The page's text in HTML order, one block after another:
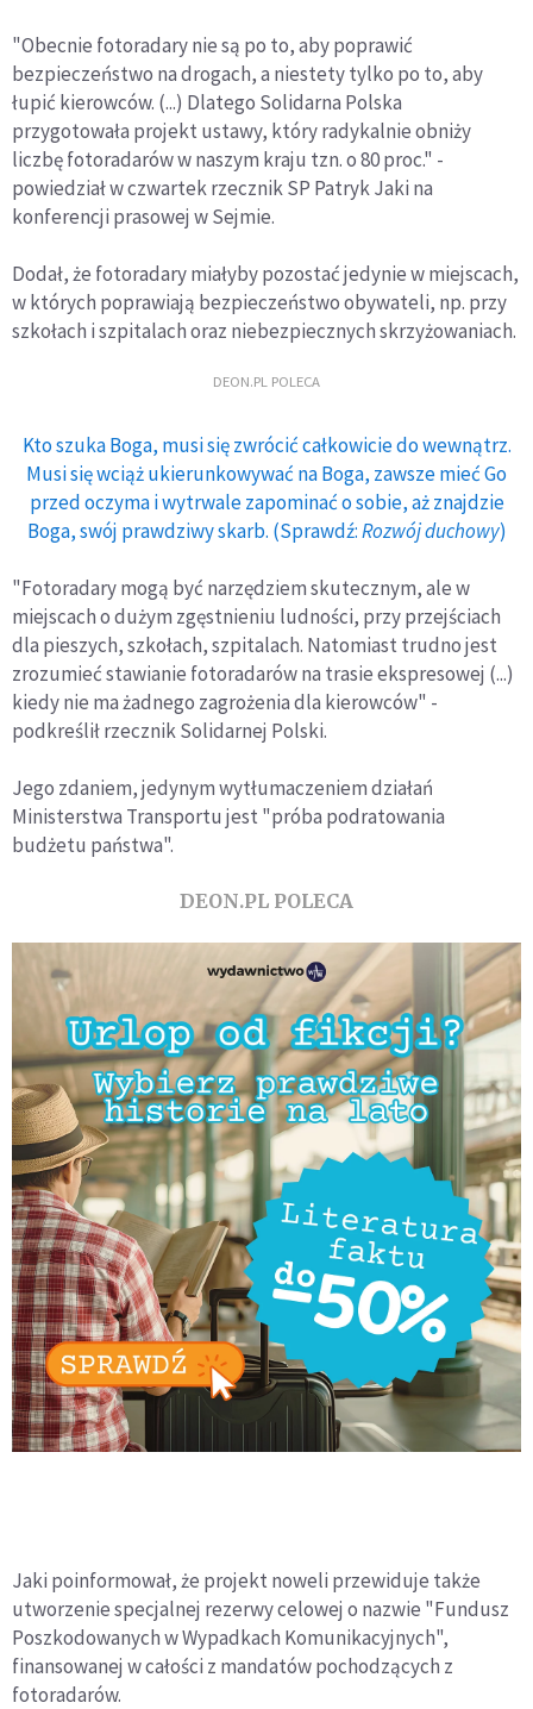
"Obecnie fotoradary nie są po to, aby poprawić
bezpieczeństwo na drogach, a niestety tylko po to, aby
łupić kierowców. (...) Dlatego Solidarna Polska
przygotowała projekt ustawy, który radykalnie obniży
liczbę fotoradarów w naszym kraju tzn. o 80 proc." -
powiedział w czwartek rzecznik SP Patryk Jaki na
konferencji prasowej w Sejmie.
Dodał, że fotoradary miałyby pozostać jedynie w miejscach,
w których poprawiają bezpieczeństwo obywateli, np. przy
szkołach i szpitalach oraz niebezpiecznych skrzyżowaniach.
DEON.PL POLECA
Kto szuka Boga, musi się zwrócić całkowicie do wewnątrz.
Musi się wciąż ukierunkowywać na Boga, zawsze mieć Go
przed oczyma i wytrwale zapominać o sobie, aż znajdzie
Boga, swój prawdziwy skarb. (Sprawdź:Rozwój duchowy)
"Fotoradary mogą być narzędziem skutecznym, ale w
miejscach o dużym zgęstnieniu ludności, przy przejściach
dla pieszych, szkołach, szpitalach. Natomiast trudno jest
zrozumieć stawianie fotoradarów na trasie ekspresowej (...)
kiedy nie ma żadnego zagrożenia dla kierowców" -
podkreślił rzecznik Solidarnej Polski.
Jego zdaniem, jedynym wytłumaczeniem działań
Ministerstwa Transportu jest "próba podratowania
budżetu państwa".
DEON.PL POLECA
Jaki poinformował, że projekt noweli przewiduje także
utworzenie specjalnej rezerwy celowej o nazwie "Fundusz
Poszkodowanych w Wypadkach Komunikacyjnych",
finansowanej w całości z mandatów pochodzących z
fotoradarów.